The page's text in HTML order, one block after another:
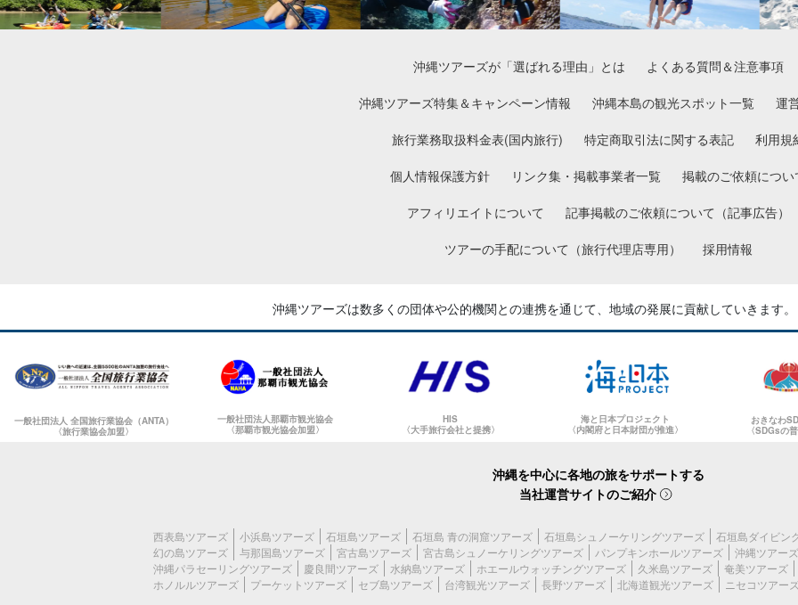
沖縄ツアーズが「選ばれる理由」とは
よくある質問＆注意事項
沖縄ツアーズ特集＆キャンペーン情報
沖縄本島の観光スポット一覧
運
旅行業務取扱料金表(国内旅行)
特定商取引法に関する表記
利用規
個人情報保護方針
リンク集・掲載事業者一覧
掲載のご依頼につい
アフィリエイトについて
記事掲載のご依頼について（記事広告）
ツアーの手配について（旅行代理店専用）
採用情報
沖縄ツアーズは数多くの団体や公的機関との連携を通じて、地域の発展に貢献していきます。
一般社団法人 全国旅行業協会（ANTA）
〈旅行業協会加盟〉
一般社団法人那覇市観光協会
〈那覇市観光協会加盟〉
HIS
〈大手旅行会社と提携〉
海と日本プロジェクト
〈内閣府と日本財団が推進〉
おきなわ
〈SDGsの
沖縄を中心に各地の旅をサポートする
当社運営サイトのご紹介
西表島ツアーズ 小浜島ツアーズ 石垣島ツアーズ 石垣島 青の洞窟ツアーズ 石垣島シュノーケリングツアーズ
石垣島ダイビン
幻の島ツアーズ
与那国島ツアーズ 宮古島ツアーズ 宮古島シュノーケリングツアーズ パンプキンホールツアーズ
沖縄ツアーズ
沖縄パラセーリングツアーズ
慶良間ツアーズ 水納島ツアーズ ホエールウォッチングツアーズ 久米島ツアーズ
奄美ツアーズ
ホノルルツアーズ
プーケットツアーズ セブ島ツアーズ 台湾観光ツアーズ 長野ツアーズ 北海道観光ツアーズ ニセコツアー